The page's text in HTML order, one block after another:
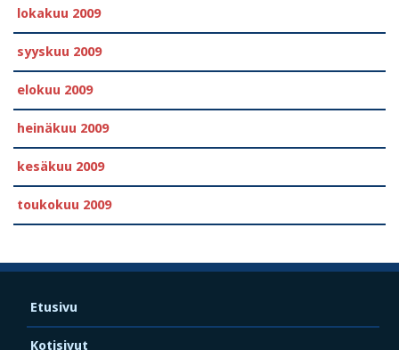
lokakuu 2009
syyskuu 2009
elokuu 2009
heinäkuu 2009
kesäkuu 2009
toukokuu 2009
Etusivu
Kotisivut